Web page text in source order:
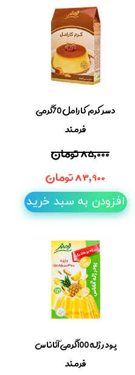
دسر کرم کارامل 70گرمی
فرمند
۸۵,۰۰۰ تومان
۸۳,۹۰۰ تومان
افزودن به سبد خرید
پودر ژله 100گرمی آناناس
فرمند